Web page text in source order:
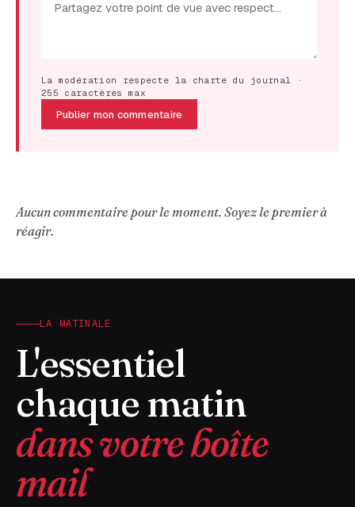
La modération respecte la charte du journal ·
255 caractères max
Publier mon commentaire
Aucun commentaire pour le moment. Soyez le premier à
réagir.
LA MATINALE
L'essentiel
chaque matin
dans votre boîte
mail